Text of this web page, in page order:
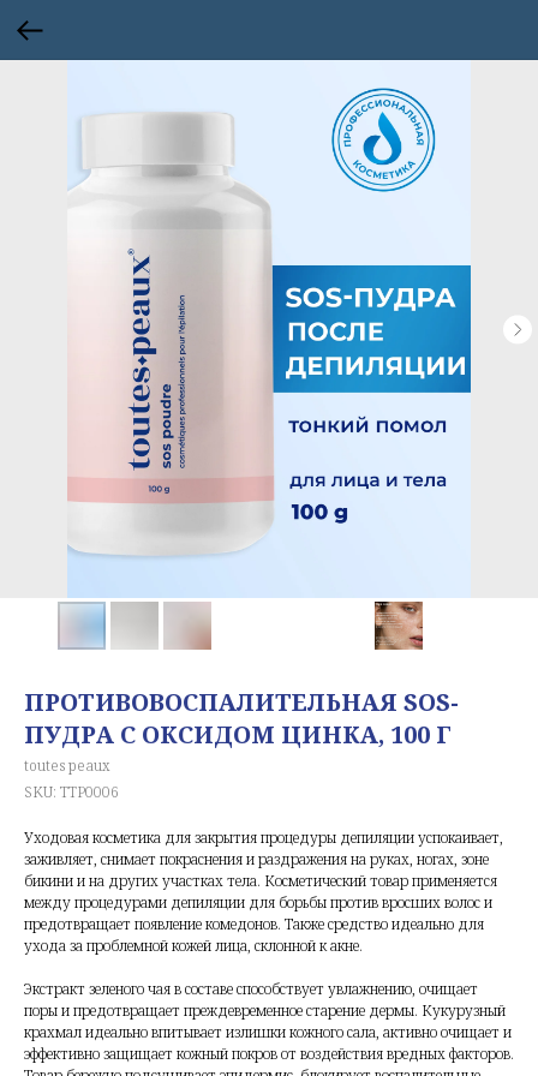
ПРОТИВОВОСПАЛИТЕЛЬНАЯ SOS-
ПУДРА С ОКСИДОМ ЦИНКА, 100 Г
toutes peaux
SKU: TTP0006
Уходовая косметика для закрытия процедуры депиляции успокаивает,
заживляет, снимает покраснения и раздражения на руках, ногах, зоне
бикини и на других участках тела. Косметический товар применяется
между процедурами депиляции для борьбы против вросших волос и
предотвращает появление комедонов. Также средство идеально для
ухода за проблемной кожей лица, склонной к акне.
Экстракт зеленого чая в составе способствует увлажнению, очищает
поры и предотвращает преждевременное старение дермы. Кукурузный
крахмал идеально впитывает излишки кожного сала, активно очищает и
эффективно защищает кожный покров от воздействия вредных факторов.